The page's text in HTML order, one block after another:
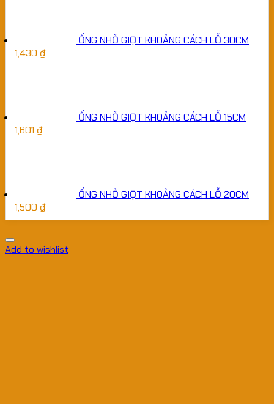
ỐNG NHỎ GIỌT KHOẢNG CÁCH LỖ 30CM
1,430 ₫
ỐNG NHỎ GIỌT KHOẢNG CÁCH LỖ 15CM
1,601 ₫
ỐNG NHỎ GIỌT KHOẢNG CÁCH LỖ 20CM
1,500 ₫
Add to wishlist